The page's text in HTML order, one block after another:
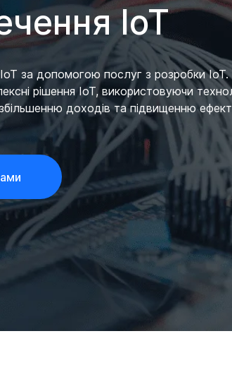
IoT
за допомогою послуг з розробки IoT.
рішення IoT, використовуючи
доходів та підвищенню